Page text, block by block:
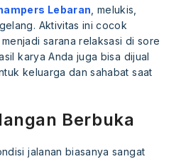
Lebaran, melukis,
Aktivitas ini cocok
sarana relaksasi di sore
karya Anda juga bisa dijual
keluarga dan sahabat saat
Berbuka
jalanan biasanya sangat